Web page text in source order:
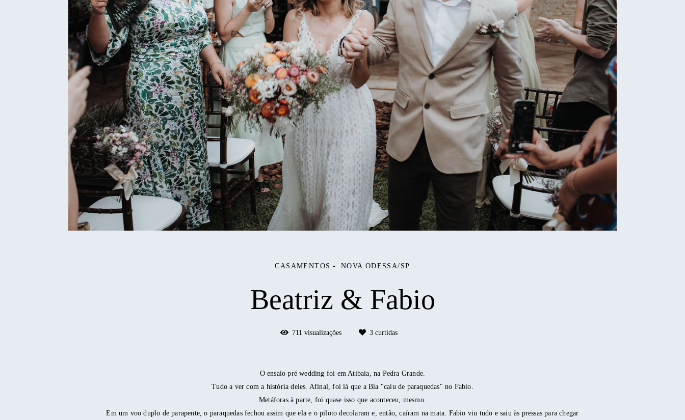
CASAMENTOS NOVA ODESSA/SP
Beatriz & Fabio
711 visualizações 3curtidas
O ensaio pré wedding foi em Atibaia, na Pedra Grande.
Tudo a ver com a história deles. Afinal, foi lá que a Bia "caiu de paraquedas" no Fabio.
Metáforas à parte, foi quase isso que aconteceu, mesmo.
Em um voo duplo de parapente, o paraquedas fechou assim que ela e o piloto decolaram e, então, caíram na mata. Fabio viu tudo e saiu às pressas para chegar